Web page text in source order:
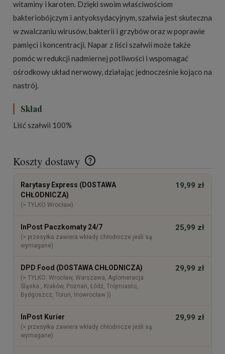
witaminy i karoten. Dzięki swoim właściwościom
bakteriobójczym i antyoksydacyjnym, szałwia jest skuteczna
w zwalczaniu wirusów, bakterii i grzybów oraz w poprawie
pamięci i koncentracji. Napar z liści szałwii może także
pomóc w redukcji nadmiernej potliwości i wspomagać
ośrodkowy układ nerwowy, działając jednocześnie kojąco na
nastrój.
Skład
Liść szałwii 100%
Koszty dostawy
Cena nie zawiera ewentualnych kosztów płatności
Rarytasy Express (DOSTAWA
CHŁODNICZA)
(> TYLKO Wrocław)
19,99 zł
InPost Paczkomaty 24/7
(> przesyłka zawiera wkłady chłodnicze jeśli są
wymagane)
25,99 zł
DPD Food (DOSTAWA CHŁODNICZA)
(> TYLKO: Wrocław, Warszawa, Aglomeracja
Śląska , Kraków, Poznań, Łódź, Trójmiasto,
Bydgoszcz, Toruń, Inowrocław ))
29,99 zł
InPost Kurier
(> przesyłka zawiera wkłady chłodnicze jeśli są
wymagane)
29,99 zł